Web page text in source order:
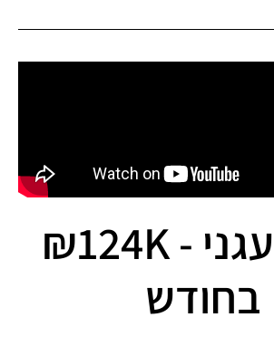
מיכל עגני - 124K₪
בחודש